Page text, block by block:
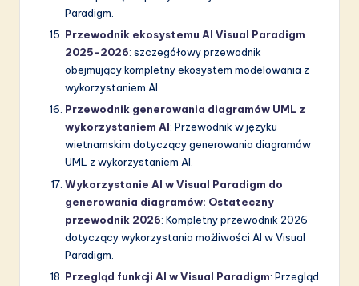
Paradigm.
Przewodnik ekosystemu AI Visual Paradigm
2025–2026: szczegółowy przewodnik
obejmujący kompletny ekosystem modelowania z
wykorzystaniem AI.
Przewodnik generowania diagramów UML z
wykorzystaniem AI: Przewodnik w języku
wietnamskim dotyczący generowania diagramów
UML z wykorzystaniem AI.
Wykorzystanie AI w Visual Paradigm do
generowania diagramów: Ostateczny
przewodnik 2026: Kompletny przewodnik 2026
dotyczący wykorzystania możliwości AI w Visual
Paradigm.
Przegląd funkcji AI w Visual Paradigm: Przegląd